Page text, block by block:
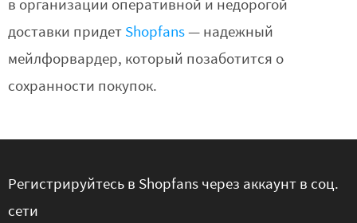
в организации оперативной и недорогой
доставки придет Shopfans— надежный
мейлфорвардер, который позаботится о
сохранности покупок.
Регистрируйтесь в Shopfans через аккаунт в соц.
сети